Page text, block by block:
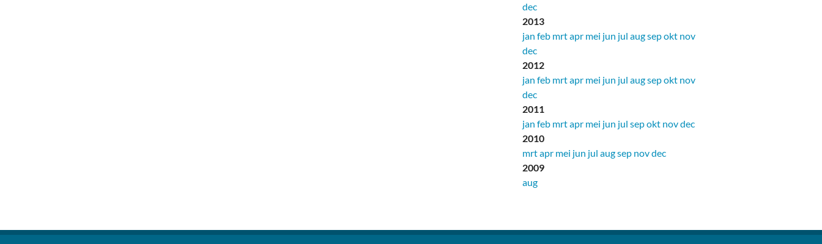
dec
2013
jan feb mrtapr mei jun jul augsepokt nov
dec
2012
jan feb mrtapr mei jun jul augsepokt nov
dec
2011
jan feb mrtapr mei jun jul sepokt novdec
2010
mrtapr mei jun jul augsep novdec
2009
aug